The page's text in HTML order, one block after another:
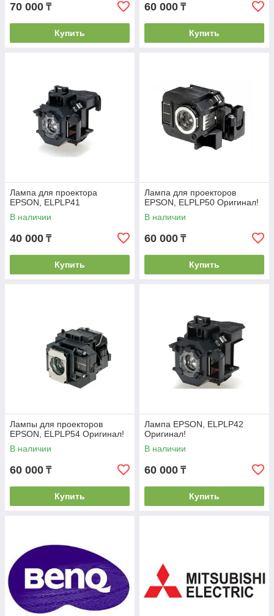
70 000 ₸
Купить
60 000 ₸
Купить
Лампа для проектора
EPSON, ELPLP41
В наличии
40 000 ₸
Купить
Лампа для проекторов
EPSON, ELPLP50 Оригинал!
В наличии
60 000 ₸
Купить
Лампы для проекторов
EPSON, ELPLP54 Оригинал!
В наличии
60 000 ₸
Купить
Лампа EPSON, ELPLP42
Оригинал!
В наличии
60 000 ₸
Купить